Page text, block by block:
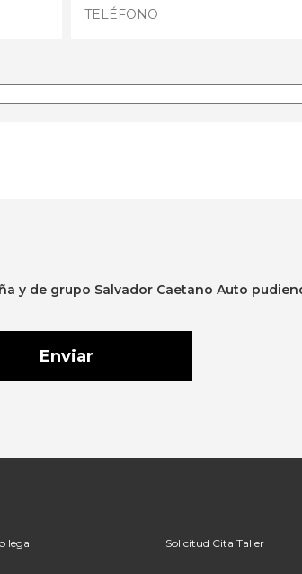
y de grupo Salvador Caetano Auto
legal Solicitud Cita Taller